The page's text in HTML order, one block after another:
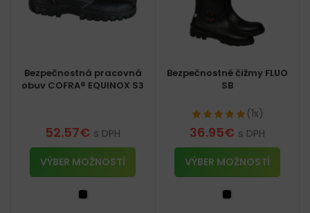
Bezpečnostná pracovná
obuv COFRA® EQUINOX S3
52.57€ s DPH
VÝBER MOŽNOSTÍ
Bezpečnostné čižmy FLUO
SB
(1x)
36.95€ s DPH
VÝBER MOŽNOSTÍ